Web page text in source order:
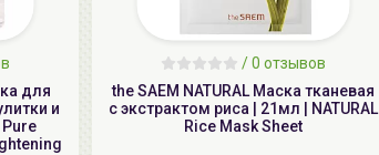
для
и
/0 отзывов
the SAEM NATURAL Маска тканевая
с экстрактом риса | 21мл | NATURAL
Rice Mask Sheet